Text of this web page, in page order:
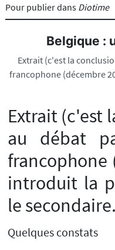
Pour publier dans Diotime
Belgique :
Extrait (c'est la
francophone (décembre
Extrait (c'est
au débat
francophone
introduit la
le secondaire.
Quelques constats